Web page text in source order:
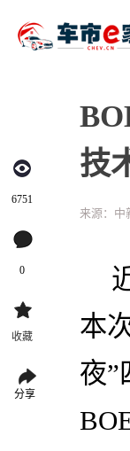
6751
0
收藏
分享
技
来源：中
本
夜”